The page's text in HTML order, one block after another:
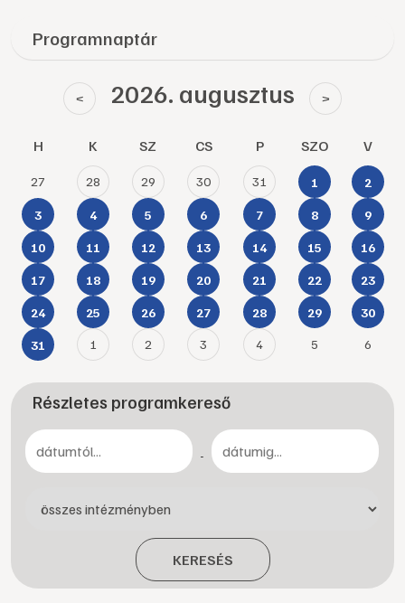
Programnaptár
< 2026. augusztus >
H K SZ CS P SZO V
27 28 29 30 31 1 2
3 4 5 6 7 8 9
10 11 12 13 14 15 16
17 18 19 20 21 22 23
24 25 26 27 28 29 30
31 1 2 3 4 5 6
Részletes programkereső
-
KERESÉS